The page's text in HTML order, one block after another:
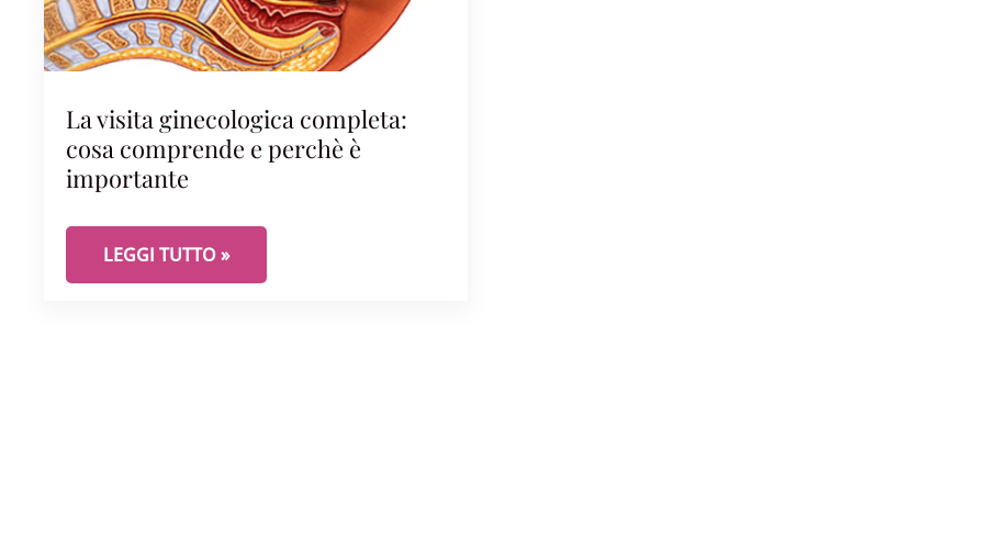
La visita ginecologica completa:
cosa comprende e perchè è
importante
LA VISITA GINECOLOGICA COMPLETA: COSA COMPRENDE E PERCHÈ È IMPORTANTE
LEGGI TUTTO »